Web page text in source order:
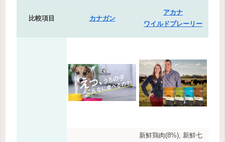
比較項目 カナガン
アカナ
ワイルドプレーリー
新鮮鶏肉(8%), 新鮮七